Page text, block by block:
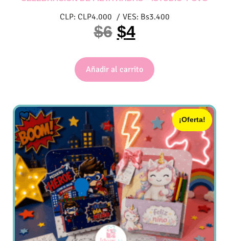
CLP: CLP4.000 / VES: Bs3.400
$6 $4
Añadir al carrito
¡Oferta!